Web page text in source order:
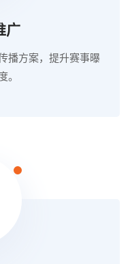
广
播方案，提升赛事曝
。